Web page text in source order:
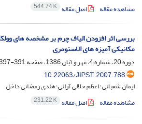
مشاهده مقاله
اصل مقاله 544.74 K
بررسی اثر افزودن الیاف چرم بر مشخصه های
مکانیکی آمیزه های الاستومری
دوره 20، شماره 4، مهر و آبان 1386، صفحه
391-397
10.22063/JIPST.2007.788
ایمان شعبانی؛ اعظم جلالی آرانی؛ هادی رمضانی داخل
مشاهده مقاله
اصل مقاله 231.22 K